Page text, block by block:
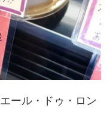
ール・ドゥ・ロン